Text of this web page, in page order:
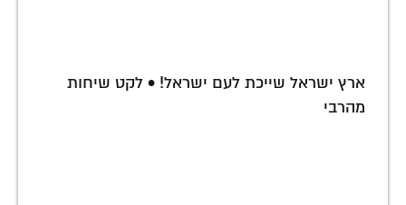
ארץ ישראל שייכת לעם ישראל! • לקט שיחות
מהרבי